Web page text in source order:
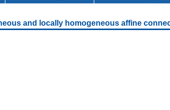
and locally homogeneous affine